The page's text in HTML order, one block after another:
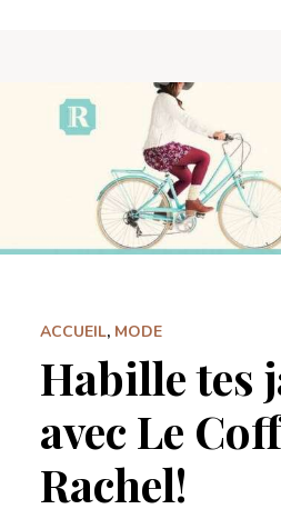
ACCUEIL, MODE
Habille tes
avec Le
Rachel!